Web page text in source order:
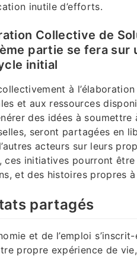
inutile d’efforts.
Collective de
partie se fera sur
initial
à
et aux ressources
des idées à soumettre
seront partagées en
acteurs sur leurs
initiatives pourront
et des histoires propres
partagés
et de l’emploi
propre expérience de